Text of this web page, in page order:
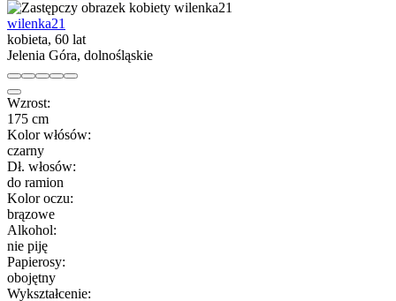
wilenka21
kobieta, 60 lat
Jelenia Góra, dolnośląskie
Wzrost:
175 cm
Kolor włósów:
czarny
Dł. włosów:
do ramion
Kolor oczu:
brązowe
Alkohol:
nie piję
Papierosy:
obojętny
Wykształcenie: